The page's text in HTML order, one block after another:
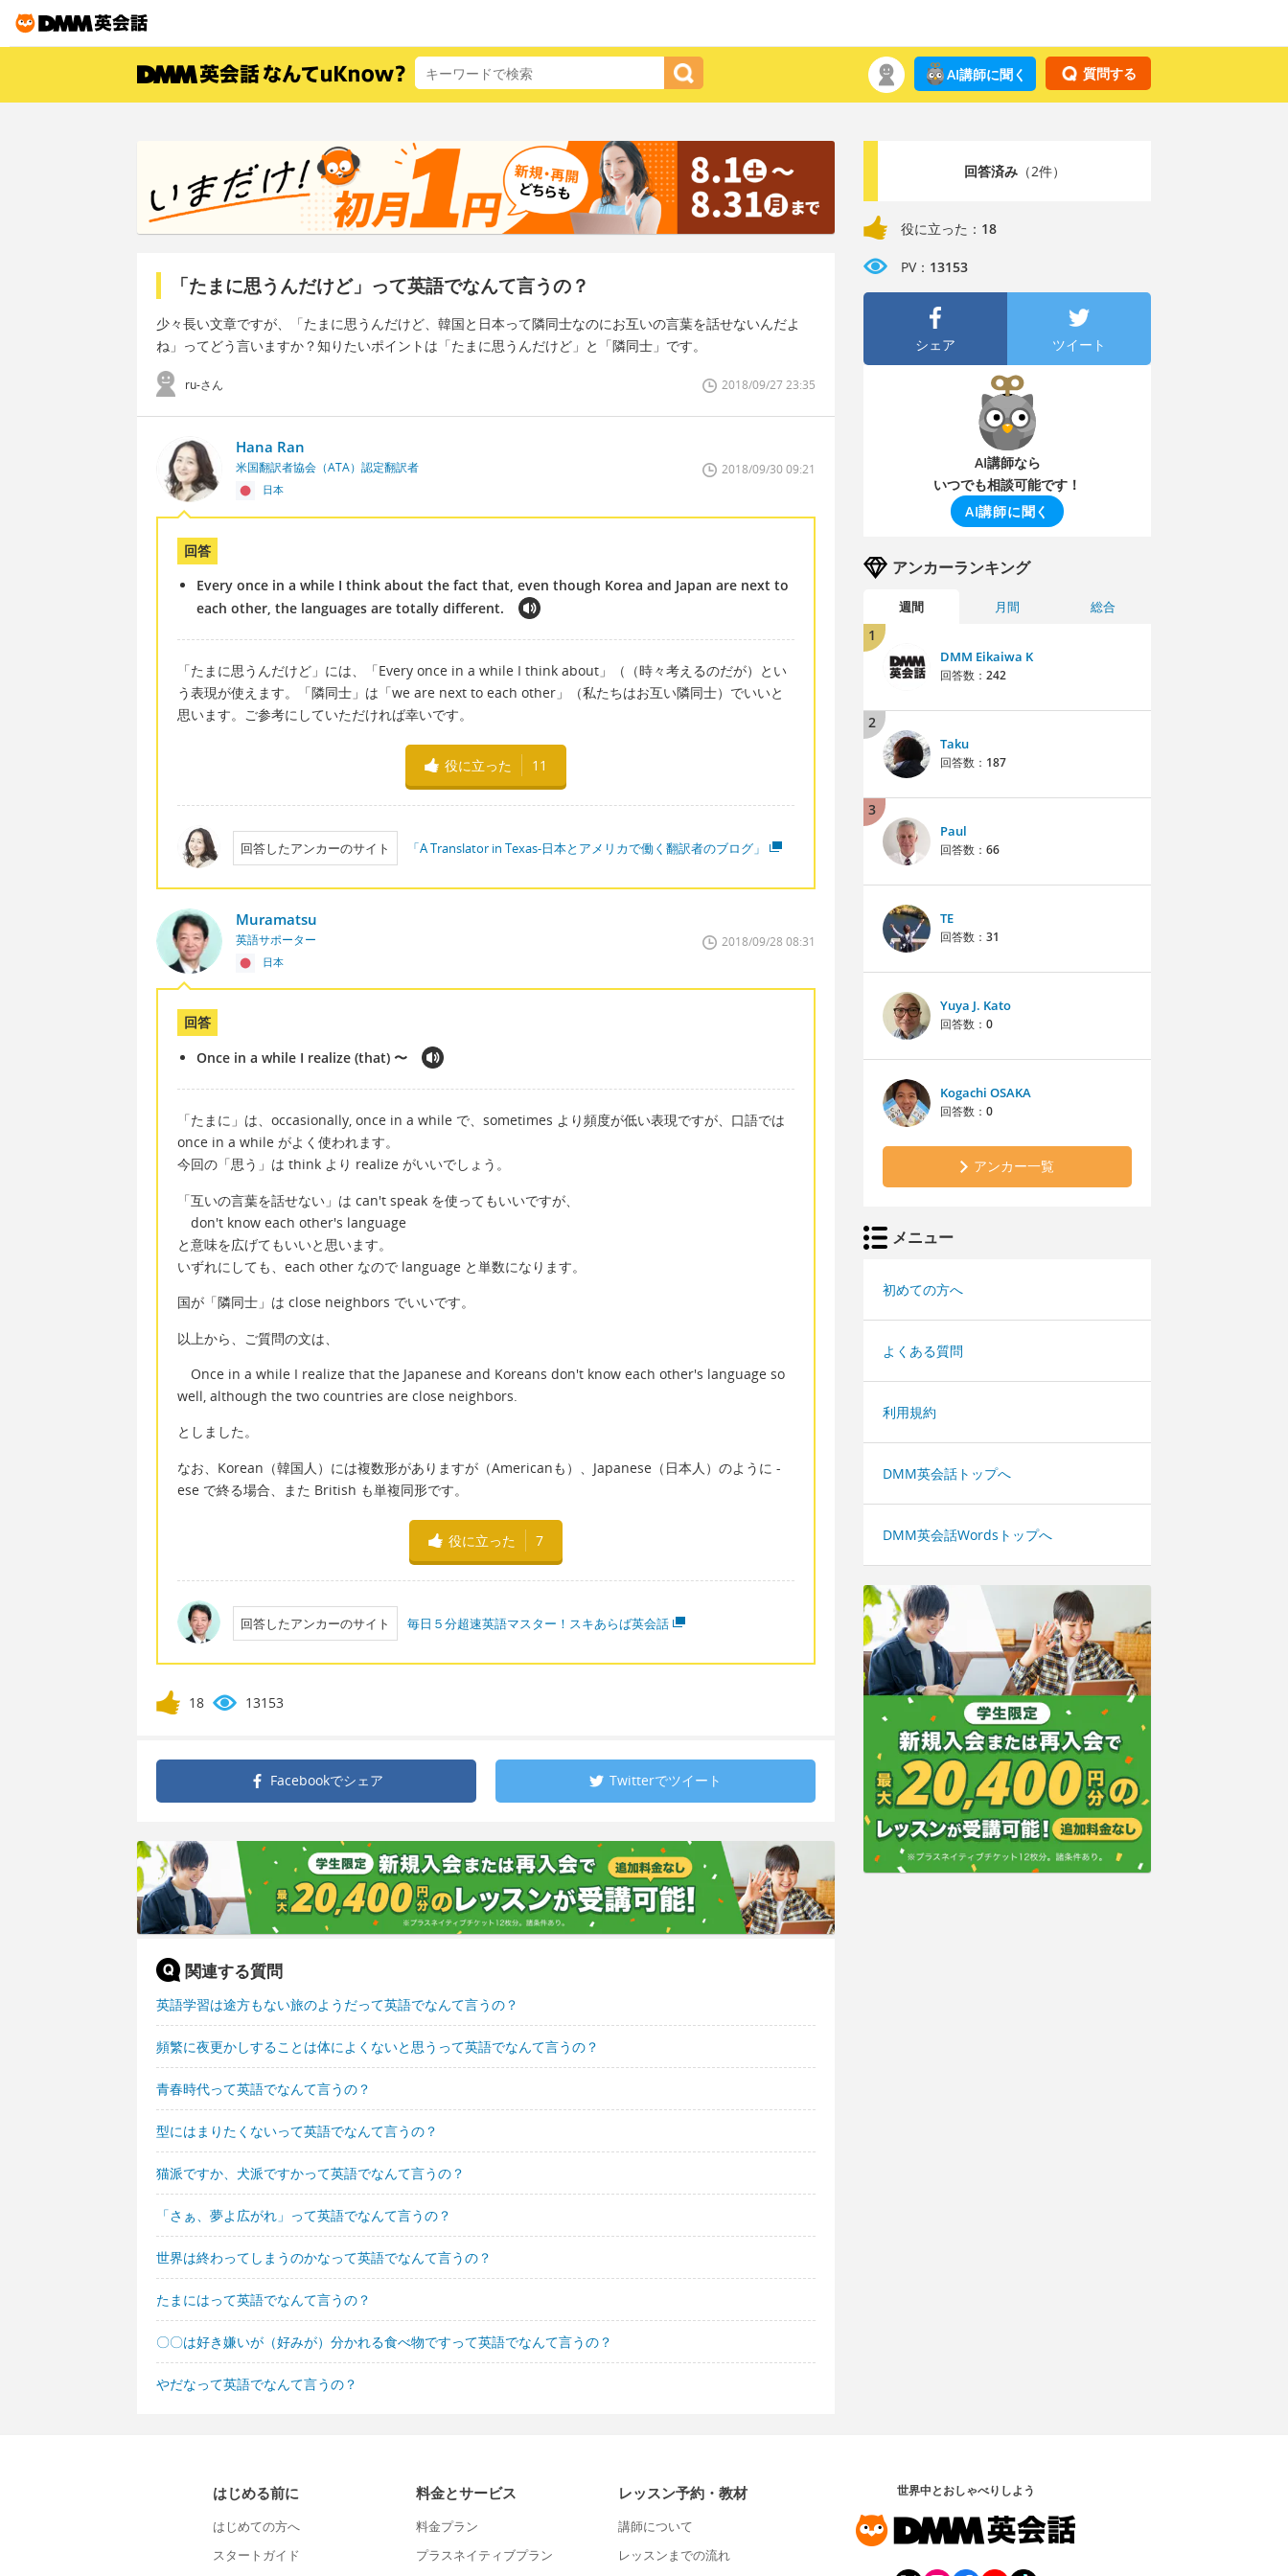
質問する
AI講師に聞く
「たまに思うんだけど」って英語でなんて言うの？
少々長い文章ですが、「たまに思うんだけど、韓国と日本って隣同士なのにお互いの言葉を話せないんだよ
ね」ってどう言いますか？知りたいポイントは「たまに思うんだけど」と「隣同士」です。
ru-さん 2018/09/27 23:35
Hana Ran
米国翻訳者協会（ATA）認定翻訳者
日本
2018/09/30 09:21
回答
Every once in a while I think about the fact that, even though Korea and Japan are next to
each other, the languages are totally different.
「たまに思うんだけど」には、「Every once in a while I think about」（（時々考えるのだが）とい
う表現が使えます。「隣同士」は「we are next to each other」（私たちはお互い隣同士）でいいと
思います。ご参考にしていただければ幸いです。
役に立った 11
回答したアンカーのサイト 「A Translator in Texas-日本とアメリカで働く翻訳者のブログ」
Muramatsu
英語サポーター
日本
2018/09/28 08:31
回答
Once in a while I realize (that) 〜
「たまに」は、occasionally, once in a while で、sometimes より頻度が低い表現ですが、口語では
once in a while がよく使われます。
今回の「思う」は think より realize がいいでしょう。
「互いの言葉を話せない」は can't speak を使ってもいいですが、
don't know each other's language
と意味を広げてもいいと思います。
いずれにしても、each other なので language と単数になります。
国が「隣同士」は close neighbors でいいです。
以上から、ご質問の文は、
Once in a while I realize that the Japanese and Koreans don't know each other's language so
well, although the two countries are close neighbors.
としました。
なお、Korean（韓国人）には複数形がありますが（Americanも）、Japanese（日本人）のように -
ese で終る場合、また British も単複同形です。
役に立った 7
回答したアンカーのサイト 毎日５分超速英語マスター！スキあらば英会話
18 13153
Facebookでシェア Twitterでツイート
関連する質問
英語学習は途方もない旅のようだって英語でなんて言うの？
頻繁に夜更かしすることは体によくないと思うって英語でなんて言うの？
青春時代って英語でなんて言うの？
型にはまりたくないって英語でなんて言うの？
猫派ですか、犬派ですかって英語でなんて言うの？
「さぁ、夢よ広がれ」って英語でなんて言うの？
世界は終わってしまうのかなって英語でなんて言うの？
たまにはって英語でなんて言うの？
〇〇は好き嫌いが（好みが）分かれる食べ物ですって英語でなんて言うの？
やだなって英語でなんて言うの？
回答済み（2件）
役に立った： 18
PV： 13153
シェア ツイート
AI講師なら
いつでも相談可能です！
AI講師に聞く
アンカーランキング
週間 月間 総合
1
DMM Eikaiwa K
回答数： 242
2
Taku
回答数： 187
3
Paul
回答数： 66
TE
回答数： 31
Yuya J. Kato
回答数： 0
Kogachi OSAKA
回答数： 0
アンカー一覧
メニュー
初めての方へ
よくある質問
利用規約
DMM英会話トップへ
DMM英会話Wordsトップへ
はじめる前に
はじめての方へ
スタートガイド
料金とサービス
料金プラン
プラスネイティブプラン
レッスン予約・教材
講師について
レッスンまでの流れ
世界中とおしゃべりしよう